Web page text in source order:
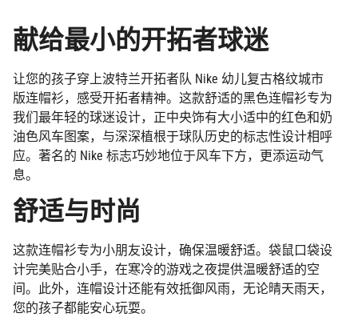
cart\">
{{
quantity
</span>",
"decrease"=>"减
少
{{
product
}}
的
数
量",
"multiples_of"=>"
{{
quantity
}}
增
献给最小的开拓者球迷
让您的孩子穿上波特兰开拓者队 Nike 幼儿复古格纹城市
版连帽衫，感受开拓者精神。这款舒适的黑色连帽衫专为
我们最年轻的球迷设计，正中央饰有大小适中的红色和奶
油色风车图案，与深深植根于球队历史的标志性设计相呼
应。著名的 Nike 标志巧妙地位于风车下方，更添运动气
息。
舒适与时尚
这款连帽衫专为小朋友设计，确保温暖舒适。袋鼠口袋设
计完美贴合小手，在寒冷的游戏之夜提供温暖舒适的空
间。此外，连帽设计还能有效抵御风雨，无论晴天雨天，
您的孩子都能安心玩耍。